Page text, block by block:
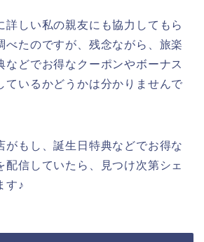
詳しい私の親友にも協力してもら
べたのですが、残念ながら、旅楽
などでお得なクーポンやボーナス
ているかどうかは分かりませんで
がもし、誕生日特典などでお得な
配信していたら、見つけ次第シェ
す♪